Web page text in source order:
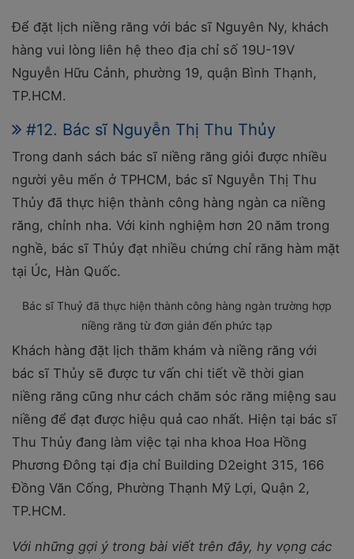
Để đặt lịch niềng răng với bác sĩ Nguyên Ny, khách
hàng vui lòng liên hệ theo địa chỉ số 19U-19V
Nguyễn Hữu Cảnh, phường 19, quận Bình Thạnh,
TP.HCM.
#12. Bác sĩ Nguyễn Thị Thu Thủy
Trong danh sách bác sĩ niềng răng giỏi được nhiều
người yêu mến ở TPHCM, bác sĩ Nguyễn Thị Thu
Thủy đã thực hiện thành công hàng ngàn ca niềng
răng, chỉnh nha. Với kinh nghiệm hơn 20 năm trong
nghề, bác sĩ Thủy đạt nhiều chứng chỉ răng hàm mặt
tại Úc, Hàn Quốc.
Bác sĩ Thuỷ đã thực hiện thành công hàng ngàn trường hợp
niềng răng từ đơn giản đến phức tạp
Khách hàng đặt lịch thăm khám và niềng răng với
bác sĩ Thủy sẽ được tư vấn chi tiết về thời gian
niềng răng cũng như cách chăm sóc răng miệng sau
niềng để đạt được hiệu quả cao nhất. Hiện tại bác sĩ
Thu Thủy đang làm việc tại nha khoa Hoa Hồng
Phương Đông tại địa chỉ Building D2eight 315, 166
Đồng Văn Cống, Phường Thạnh Mỹ Lợi, Quận 2,
TP.HCM.
Với những gợi ý trong bài viết trên đây, hy vọng các